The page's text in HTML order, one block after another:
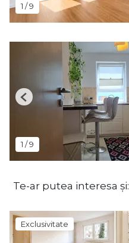
1 /9
1 /9
Previous
Te-ar putea interesa și:
Exclusivitate